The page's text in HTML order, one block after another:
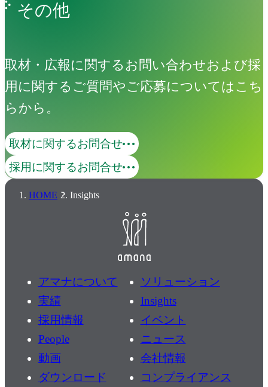
その他
取材・広報に関するお問い合わせおよび採
用に関するご質問やご応募についてはこち
らから。
取材に関するお問合せ
採用に関するお問合せ
HOME Insights
アマナについて
ソリューション
実績
Insights
採用情報
イベント
People
ニュース
動画
会社情報
ダウンロード
コンプライアンス